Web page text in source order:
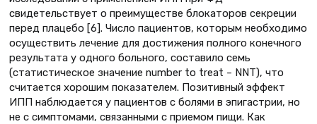
свидетельствует о преимуществе блокаторов секреции
перед плацебо [6]. Число пациентов, которым необходимо
осуществить лечение для достижения полного конечного
результата у одного больного, составило семь
(статистическое значение number to treat – NNT), что
считается хорошим показателем. Позитивный эффект
ИПП наблюдается у пациентов с болями в эпигастрии, но
не с симптомами, связанными с приемом пищи. Как